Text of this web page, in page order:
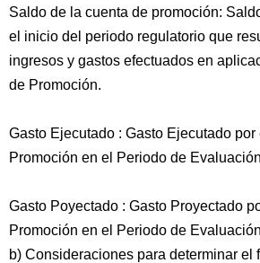
Saldo de la cuenta de promoción:
el inicio del periodo regulatorio que
ingresos y gastos efectuados en
de Promoción.
Gasto Ejecutado : Gasto Ejecutado
Promoción en el Periodo de
Gasto Poyectado : Gasto Proyectado
Promoción en el Periodo de
b) Consideraciones para determinar el